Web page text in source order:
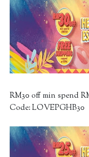
RM30 off min spend
Code: LOVEPGHB30